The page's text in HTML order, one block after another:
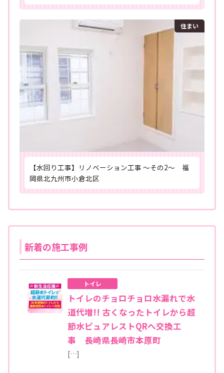
住まい
【水回り工事】リノベーション工事 ～その2～ 福
岡県北九州市小倉北区
新着の施工事例
トイレ
トイレのチョロチョロ水漏れで水
道代増!! 古くなったトイレから超
節水ピュアレストQRへ交換工
事 長崎県長崎市本原町
[…]